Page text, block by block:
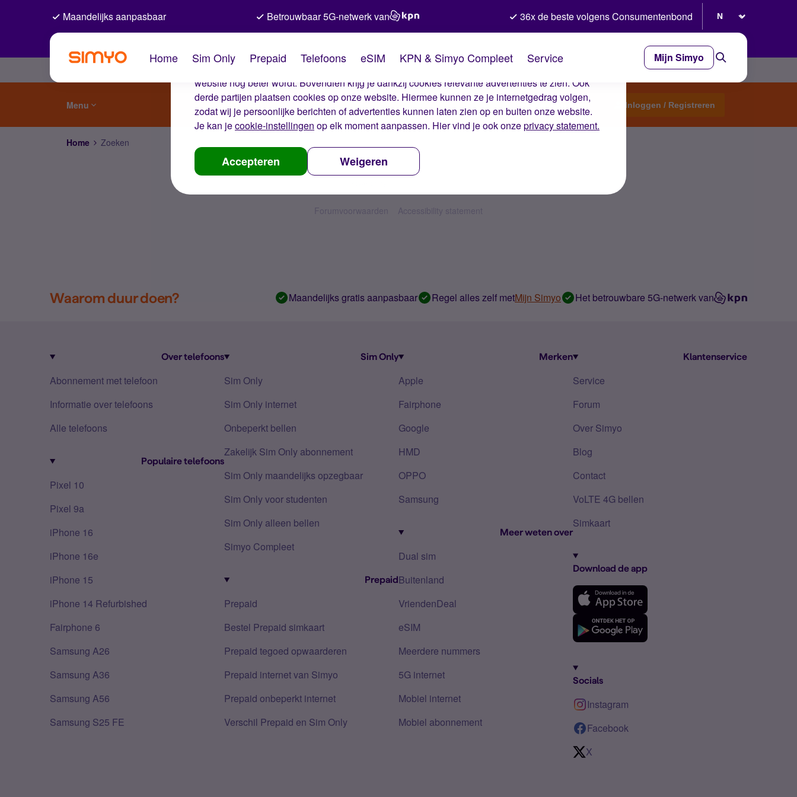
De cookies van Simyo
Wij gebruiken cookies op onze website. Met deze cookies zorgen wij ervoor dat je ervaring op de
website nog beter wordt. Bovendien krijg je dankzij cookies relevante advertenties te zien. Ook
derde partijen plaatsen cookies op onze website. Hiermee kunnen ze je internetgedrag volgen,
zodat wij je persoonlijke berichten of advertenties kunnen laten zien op en buiten onze website.
Je kan jecookie-instellingen op elk moment aanpassen. Hier vind je ook onzeprivacy statement.
Accepteren Weigeren
Maandelijks aanpasbaar Betrouwbaar 5G-netwerk van 36x de beste volgens Consumentenbond
Home Sim Only Prepaid Telefoons eSIM KPN & Simyo Compleet Service Mijn Simyo
Menu Start een topic Inloggen / Registreren
Home Zoeken
Forumvoorwaarden Accessibility statement
Waarom duur doen? Maandelijks gratis aanpasbaar Regel alles zelf metMijn Simyo Het betrouwbare 5G-netwerk van
Over telefoons
Abonnement met telefoon
Informatie over telefoons
Alle telefoons
Populaire telefoons
Pixel 10
Pixel 9a
iPhone 16
iPhone 16e
iPhone 15
iPhone 14 Refurbished
Fairphone 6
Samsung A26
Samsung A36
Samsung A56
Samsung S25 FE
Sim Only
Sim Only
Sim Only internet
Onbeperkt bellen
Zakelijk Sim Only abonnement
Sim Only maandelijks opzegbaar
Sim Only voor studenten
Sim Only alleen bellen
Simyo Compleet
Prepaid
Prepaid
Bestel Prepaid simkaart
Prepaid tegoed opwaarderen
Prepaid internet van Simyo
Prepaid onbeperkt internet
Verschil Prepaid en Sim Only
Merken
Apple
Fairphone
Google
HMD
OPPO
Samsung
Meer weten over
Dual sim
Buitenland
VriendenDeal
eSIM
Meerdere nummers
5G internet
Mobiel internet
Mobiel abonnement
Klantenservice
Service
Forum
Over Simyo
Blog
Contact
VoLTE 4G bellen
Simkaart
Download de app
Socials
Instagram
Facebook
X